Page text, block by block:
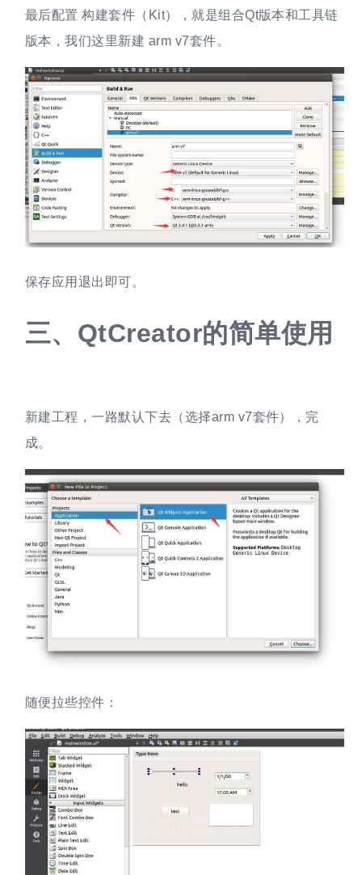
最后配置 构建套件（Kit），就是组合Qt版本和工具链
版本，我们这里新建 arm v7套件。
保存应用退出即可。
三、 QtCreator的简单使用
新建工程，一路默认下去（选择arm v7套件），完
成。
随便拉些控件：